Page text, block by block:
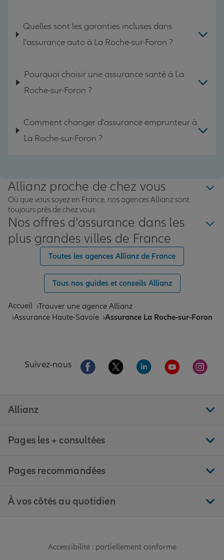
Quelles sont les garanties incluses dans
l'assurance auto à La Roche-sur-Foron ?
Pourquoi choisir une assurance santé à La
Roche-sur-Foron ?
Comment changer d'assurance emprunteur à
La Roche-sur-Foron ?
Allianz proche de chez vous
Où que vous soyez en France, nos agences Allianz sont
toujours près de chez vous.
Nos offres d'assurance dans les
plus grandes villes de France
Toutes les agences Allianz de France
Tous nos guides et conseils Allianz
Accueil Trouver une agence Allianz
Assurance Haute-Savoie Assurance La Roche-sur-Foron
Suivez-nous Aller sur la page Facebook de Allianz
Aller sur la page Twitter de
Aller sur la page
Aller sur la
Aller
Allianz
Pages les + consultées
Pages recommandées
À vos côtés au quotidien
Accessibilité : partiellement conforme